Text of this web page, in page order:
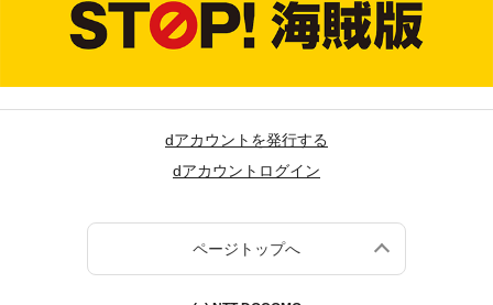
dアカウントを発行する
dアカウントログイン
ページトップへ